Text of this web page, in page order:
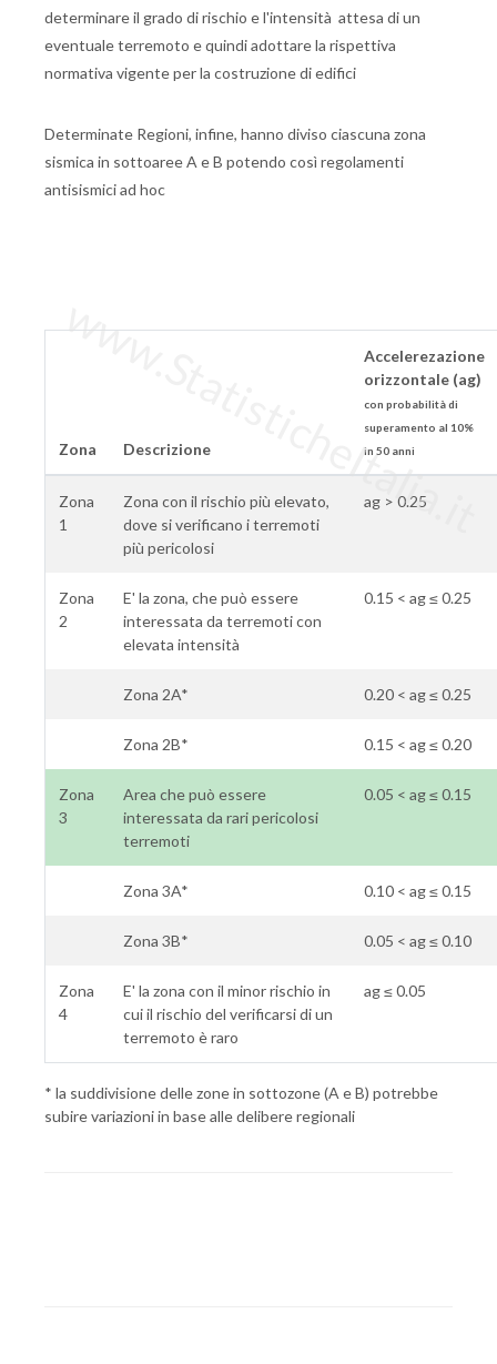
determinare il grado di rischio e l'intensità attesa di un
eventuale terremoto e quindi adottare la rispettiva
normativa vigente per la costruzione di edifici
Determinate Regioni, infine, hanno diviso ciascuna zona
sismica in sottoaree A e B potendo così regolamenti
antisismici ad hoc
Zona Descrizione
Accelerezazione
orizzontale (ag)
con probabilità di
superamento al 10%
in 50 anni
Zona
1
Zona con il rischio più elevato,
dove si verificano i terremoti
più pericolosi
ag > 0.25
Zona
2
E' la zona, che può essere
interessata da terremoti con
elevata intensità
0.15 < ag ≤ 0.25
Zona 2A* 0.20 < ag ≤ 0.25
Zona 2B* 0.15 < ag ≤ 0.20
Zona
3
Area che può essere
interessata da rari pericolosi
terremoti
0.05 < ag ≤ 0.15
Zona 3A* 0.10 < ag ≤ 0.15
Zona 3B* 0.05 < ag ≤ 0.10
Zona
4
E' la zona con il minor rischio in
cui il rischio del verificarsi di un
terremoto è raro
ag ≤ 0.05
www.StatisticheItalia.it
* la suddivisione delle zone in sottozone (A e B) potrebbe
subire variazioni in base alle delibere regionali